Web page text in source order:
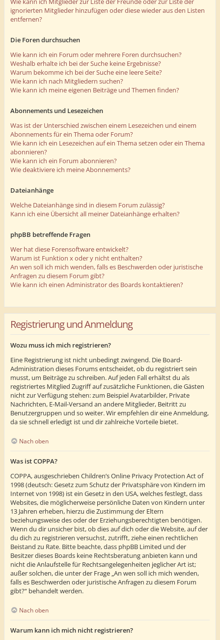
ignorierten Mitglieder hinzufügen oder diese wieder aus den Listen
entfernen?
Die Foren durchsuchen
Wie kann ich ein Forum oder mehrere Foren durchsuchen?
Weshalb erhalte ich bei der Suche keine Ergebnisse?
Warum bekomme ich bei der Suche eine leere Seite?
Wie kann ich nach Mitgliedern suchen?
Wie kann ich meine eigenen Beiträge und Themen finden?
Abonnements und Lesezeichen
Was ist der Unterschied zwischen einem Lesezeichen und einem
Abonnements für ein Thema oder Forum?
Wie kann ich ein Lesezeichen auf ein Thema setzen oder ein Thema
abonnieren?
Wie kann ich ein Forum abonnieren?
Wie deaktiviere ich meine Abonnements?
Dateianhänge
Welche Dateianhänge sind in diesem Forum zulässig?
Kann ich eine Übersicht all meiner Dateianhänge erhalten?
phpBB betreffende Fragen
Wer hat diese Forensoftware entwickelt?
Warum ist Funktion x oder y nicht enthalten?
An wen soll ich mich wenden, falls es Beschwerden oder juristische
Anfragen zu diesem Forum gibt?
Wie kann ich einen Administrator des Boards kontaktieren?
Registrierung und Anmeldung
Wozu muss ich mich registrieren?
Eine Registrierung ist nicht unbedingt zwingend. Die Board-
Administration dieses Forums entscheidet, ob du registriert sein
musst, um Beiträge zu schreiben. Auf jeden Fall erhältst du als
registriertes Mitglied Zugriff auf zusätzliche Funktionen, die Gästen
nicht zur Verfügung stehen: zum Beispiel Avatarbilder, Private
Nachrichten, E-Mail-Versand an andere Mitglieder, Beitritt zu
Benutzergruppen und so weiter. Wir empfehlen dir eine Anmeldung,
da sie schnell erledigt ist und dir zahlreiche Vorteile bietet.
Nach oben
Was ist COPPA?
COPPA, ausgeschrieben Children’s Online Privacy Protection Act of
1998 (deutsch: Gesetz zum Schutz der Privatsphäre von Kindern im
Internet von 1998) ist ein Gesetz in den USA, welches festlegt, dass
Websites, die möglicherweise persönliche Daten von Kindern unter
13 Jahren erheben, hierzu die Zustimmung der Eltern
beziehungsweise des oder der Erziehungsberechtigten benötigen.
Wenn du dir unsicher bist, ob dies auf dich oder die Website, auf der
du dich zu registrieren versuchst, zutrifft, ziehe einen rechtlichen
Beistand zu Rate. Bitte beachte, dass phpBB Limited und der
Besitzer dieses Boards keine Rechtsberatung anbieten kann und
nicht die Anlaufstelle für Rechtsangelegenheiten jeglicher Art ist;
außer solchen, die unter der Frage „An wen soll ich mich wenden,
falls es Beschwerden oder juristische Anfragen zu diesem Forum
gibt?“ behandelt werden.
Nach oben
Warum kann ich mich nicht registrieren?